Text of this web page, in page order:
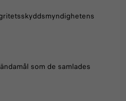
som de samlades